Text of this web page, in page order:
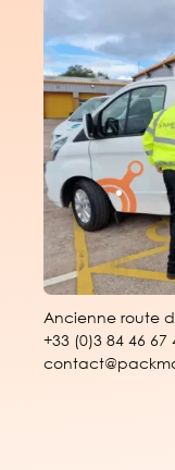
Ancienne route
+33 (0)3 84 46 67